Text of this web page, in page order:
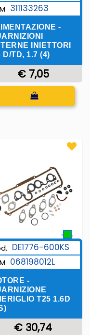
311133263
-
INIETTORI
D/TD, 1.7 (4)
€ 7,05
Quantità
DE1776-600KS
068198012L
-
T25 1.6D
€ 30,74